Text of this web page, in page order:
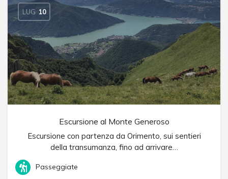
LUG 10
Escursione al Monte Generoso
Escursione con partenza da Orimento, sui sentieri
della transumanza, fino ad arrivare…
Passeggiate